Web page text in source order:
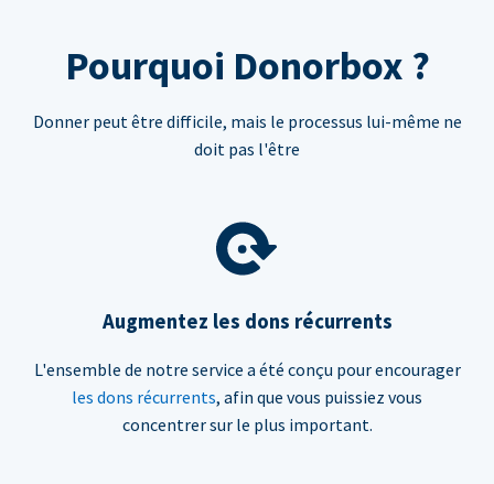
Pourquoi Donorbox ?
Donner peut être difficile, mais le processus lui-même ne
doit pas l'être
Augmentez les dons récurrents
L'ensemble de notre service a été conçu pour encourager
les dons récurrents, afin que vous puissiez vous
concentrer sur le plus important.